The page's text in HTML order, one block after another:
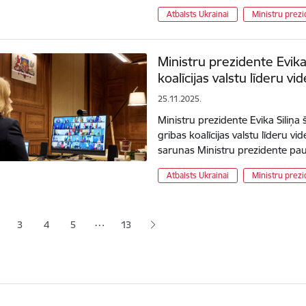
Atbalsts Ukrainai Ministru
Ministru prezidente
koalīcijas valstu līderu
25.11.2025.
Ministru prezidente Evika
gribas koalīcijas valstu līderu
sarunas Ministru prezidente
Atbalsts Ukrainai Ministru
lapaLapa
3 Lapa
4 Lapa
5 … 13